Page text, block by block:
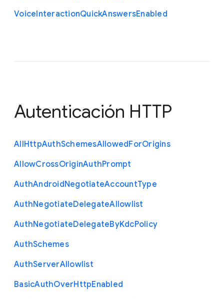
VoiceInteractionQuickAnswersEnabled
Autenticación HTTP
AllHttpAuthSchemesAllowedForOrigins
AllowCrossOriginAuthPrompt
AuthAndroidNegotiateAccountType
AuthNegotiateDelegateAllowlist
AuthNegotiateDelegateByKdcPolicy
AuthSchemes
AuthServerAllowlist
BasicAuthOverHttpEnabled